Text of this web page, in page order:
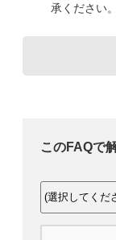
承ください。
このFAQで